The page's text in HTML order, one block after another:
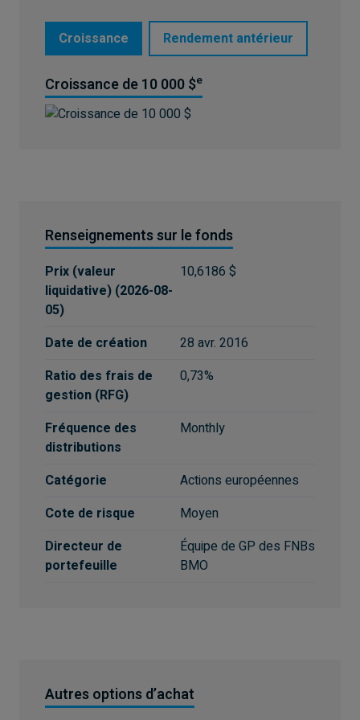
Croissance Rendement antérieur
Croissance de 10 000 $e
Renseignements sur le fonds
Prix (valeur
liquidative) (2026-08-
05)
10,6186 $
Date de création
28 avr. 2016
Ratio des frais de
gestion (RFG)
0,73%
Fréquence des
distributions
Monthly
Catégorie
Actions européennes
Cote de risque
Moyen
Directeur de
portefeuille
Équipe de GP des FNBs
BMO
Autres options d’achat